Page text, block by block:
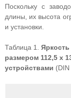
Поскольку с
длины, их высота
и установки.
Таблица 1.
Яркость
размером 112,5 х
устройствами (DIN